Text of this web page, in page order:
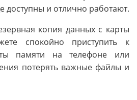
и отлично работают.
копия данных с карты
спокойно приступить к
памяти на телефоне или
потерять важные файлы и